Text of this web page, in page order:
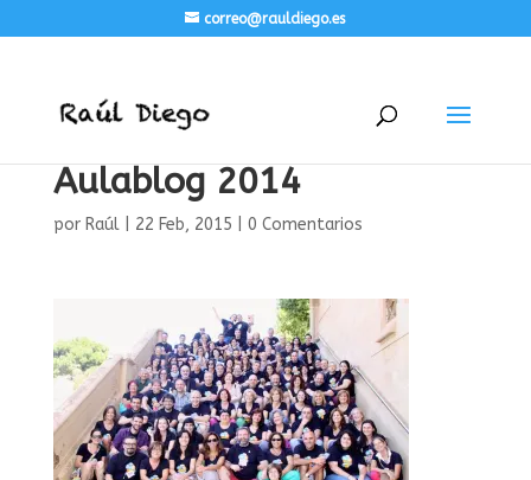
correo@rauldiego.es
Aulablog 2014
por Raúl| 22 Feb, 2015 0 Comentarios